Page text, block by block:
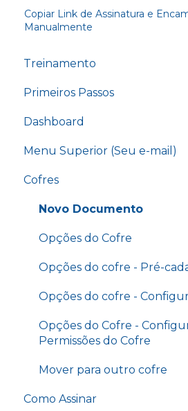
Copiar Link de Assinatura e
Manualmente
Treinamento
Treinamento - Conhecendo
para assinatura
Treinamento - Opções do
Treinamento - Pontos de
Treinamento - D4Sign.AI
Treinamento - Menu
Treinamento - Template
Treinamento - Power
assinaturas
Primeiros Passos
Dashboard
Caixa de Entrada
D4Sign CLM
Grupo de Assinatura
Envio em Lote
Relatórios
Últimos eventos do cofre
Menu Superior (Seu e-mail)
Editar assinatura
Faturamentos
Certificados A1
Minha Conta
Usuários do Domínio
Notificações
Cofres
Novo Documento
Opções do Cofre
Opções do cofre - Pré-
Opções do cofre -
Opções do Cofre -
Permissões do Cofre
Mover para outro cofre
Como Assinar